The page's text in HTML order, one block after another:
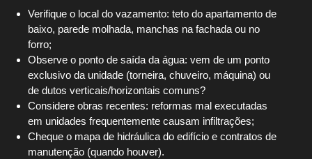
Verifique o local do vazamento: teto do apartamento de
baixo, parede molhada, manchas na fachada ou no
forro;
Observe o ponto de saída da água: vem de um ponto
exclusivo da unidade (torneira, chuveiro, máquina) ou
de dutos verticais/horizontais comuns?
Considere obras recentes: reformas mal executadas
em unidades frequentemente causam infiltrações;
Cheque o mapa de hidráulica do edifício e contratos de
manutenção (quando houver).